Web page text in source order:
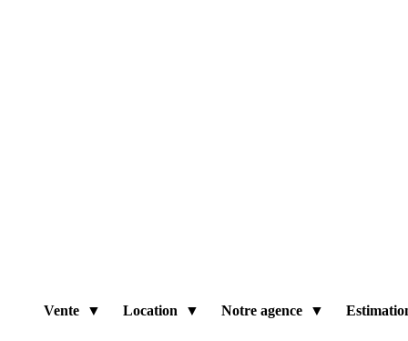
Vente Location Notre agence